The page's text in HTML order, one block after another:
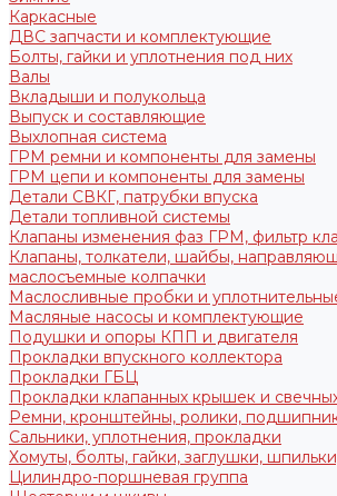
Каркасные
ДВС запчасти и комплектующие
Болты, гайки и уплотнения под них
Валы
Вкладыши и полукольца
Выпуск и составляющие
Выхлопная система
ГРМ ремни и компоненты для замены
ГРМ цепи и компоненты для замены
Детали СВКГ, патрубки впуска
Детали топливной системы
Клапаны изменения фаз ГРМ, фильтр
Клапаны, толкатели, шайбы,
маслосъемные колпачки
Маслосливные пробки и
Масляные насосы и комплектующие
Подушки и опоры КПП и двигателя
Прокладки впускного коллектора
Прокладки ГБЦ
Прокладки клапанных крышек и
Ремни, кронштейны, ролики,
Сальники, уплотнения, прокладки
Хомуты, болты, гайки, заглушки,
Цилиндро-поршневая группа